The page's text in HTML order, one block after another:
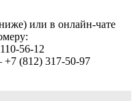
или в онлайн-чате
56-12
(812) 317-50-97